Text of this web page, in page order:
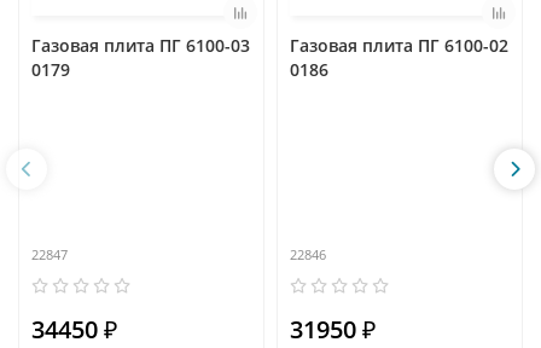
Газовая плита ПГ 6100-03
0179
22847
34450 ₽
Газовая плита ПГ 6100-02
0186
22846
31950 ₽